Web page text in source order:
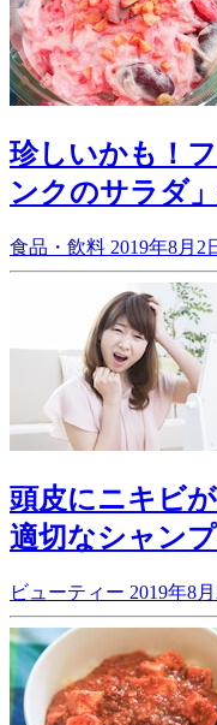
珍しいかも！
ンクのサラダ
食品・飲料 2019年8月2
頭皮にニキビ
適切なシャン
ビューティー 2019年8月